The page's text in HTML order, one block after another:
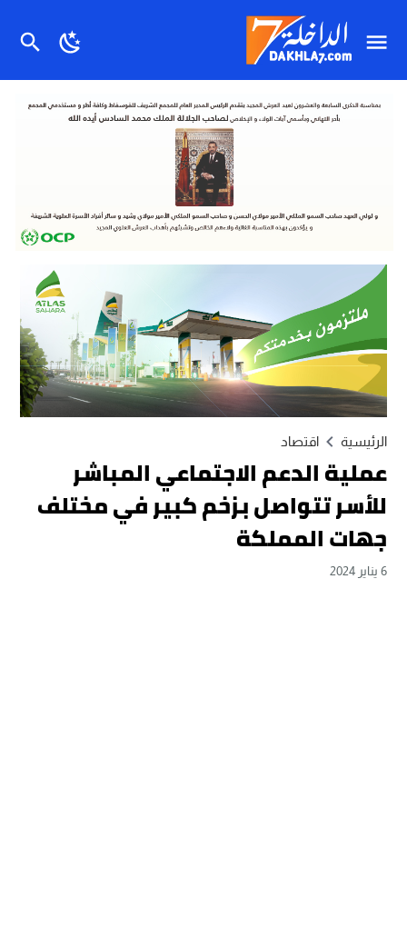
الرئيسية اقتصاد
عملية الدعم الاجتماعي المباشر
للأسر تتواصل بزخم كبير في مختلف
جهات المملكة
6 يناير 2024